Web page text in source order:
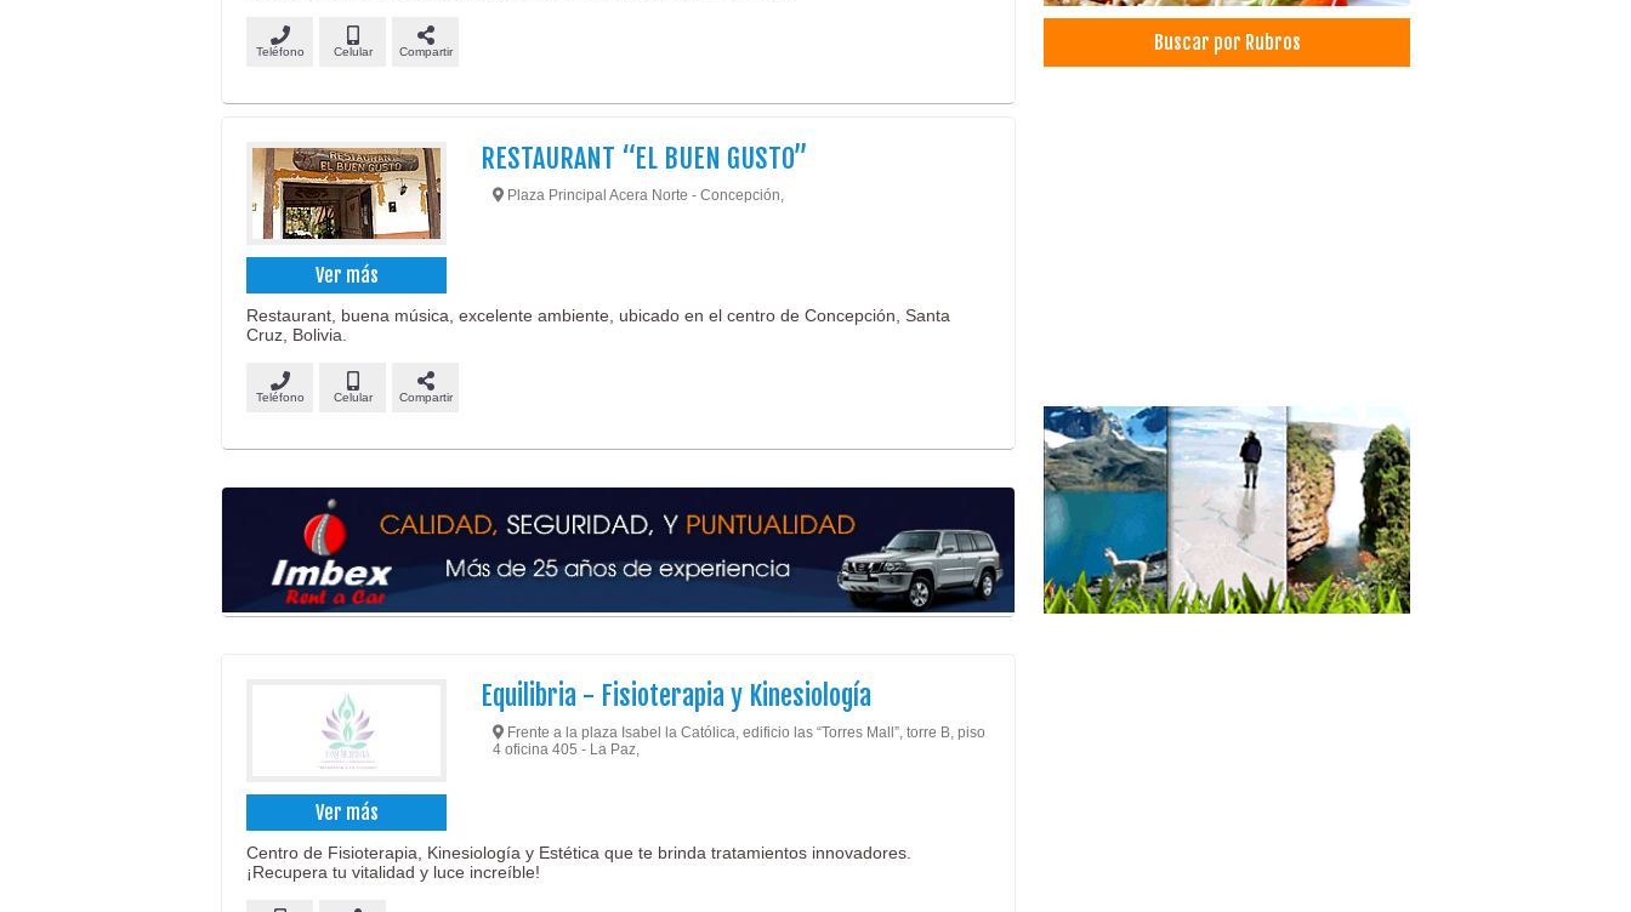
Teléfono Celular Compartir
Ver más
RESTAURANT “EL BUEN GUSTO”
Plaza Principal Acera Norte - Concepción,
Restaurant, buena música, excelente ambiente, ubicado en el centro de Concepción, Santa
Cruz, Bolivia.
Teléfono Celular Compartir
Ver más
Equilibria - Fisioterapia y Kinesiología
Frente a la plaza Isabel la Católica, edificio las “Torres Mall”, torre B, piso
4 oficina 405 - La Paz,
Centro de Fisioterapia, Kinesiología y Estética que te brinda tratamientos innovadores.
¡Recupera tu vitalidad y luce increíble!
Inesteticismo corporales
Rellenos faciales
Fisioterapia Integral
Fisioterapia
Kinesiología
Clínicas Privadas
Salud: Clínicas
Buscar por Rubros